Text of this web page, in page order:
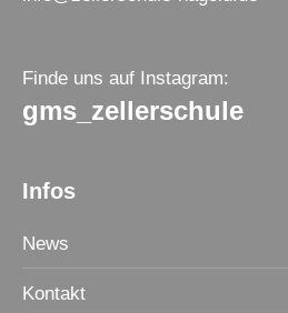
Finde uns auf Instagram:
gms_zellerschule
Infos
News
Kontakt